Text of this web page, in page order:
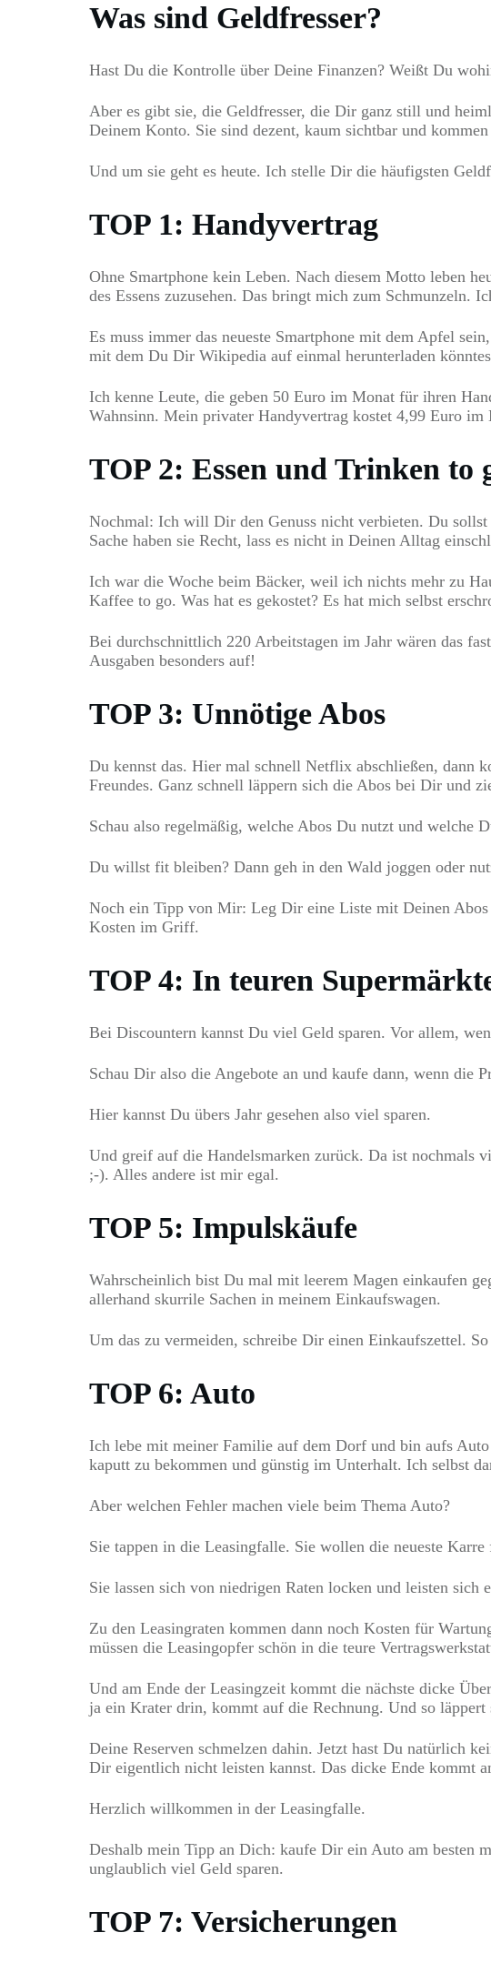
Was sind Geldfresser?
Hast Du die Kontrolle über Deine Finanzen? Weißt Du
Aber es gibt sie, die Geldfresser, die Dir ganz still und
Deinem Konto. Sie sind dezent, kaum sichtbar und
Und um sie geht es heute. Ich stelle Dir die häufigsten
TOP 1: Handyvertrag
Ohne Smartphone kein Leben. Nach diesem Motto leben
des Essens zuzusehen. Das bringt mich zum Schmunzeln.
Es muss immer das neueste Smartphone mit dem Apfel
mit dem Du Dir Wikipedia auf einmal herunterladen
Ich kenne Leute, die geben 50 Euro im Monat für ihren
Wahnsinn. Mein privater Handyvertrag kostet 4,99 Euro
TOP 2: Essen und Trinken to
Nochmal: Ich will Dir den Genuss nicht verbieten. Du
Sache haben sie Recht, lass es nicht in Deinen Alltag
Ich war die Woche beim Bäcker, weil ich nichts mehr zu
Kaffee to go. Was hat es gekostet? Es hat mich selbst
Bei durchschnittlich 220 Arbeitstagen im Jahr wären das
Ausgaben besonders auf!
TOP 3: Unnötige Abos
Du kennst das. Hier mal schnell Netflix abschließen, dann
Freundes. Ganz schnell läppern sich die Abos bei Dir und
Schau also regelmäßig, welche Abos Du nutzt und welche
Du willst fit bleiben? Dann geh in den Wald joggen oder
Noch ein Tipp von Mir: Leg Dir eine Liste mit Deinen
Kosten im Griff.
TOP 4: In teuren
Bei Discountern kannst Du viel Geld sparen. Vor allem,
Schau Dir also die Angebote an und kaufe dann, wenn die
Hier kannst Du übers Jahr gesehen also viel sparen.
Und greif auf die Handelsmarken zurück. Da ist
;-). Alles andere ist mir egal.
TOP 5: Impulskäufe
Wahrscheinlich bist Du mal mit leerem Magen einkaufen
allerhand skurrile Sachen in meinem Einkaufswagen.
Um das zu vermeiden, schreibe Dir einen Einkaufszettel.
TOP 6: Auto
Ich lebe mit meiner Familie auf dem Dorf und bin aufs
kaputt zu bekommen und günstig im Unterhalt. Ich selbst
Aber welchen Fehler machen viele beim Thema Auto?
Sie tappen in die Leasingfalle. Sie wollen die neueste
Sie lassen sich von niedrigen Raten locken und leisten
Zu den Leasingraten kommen dann noch Kosten für
müssen die Leasingopfer schön in die teure
Und am Ende der Leasingzeit kommt die nächste dicke
ja ein Krater drin, kommt auf die Rechnung. Und so
Deine Reserven schmelzen dahin. Jetzt hast Du natürlich
Dir eigentlich nicht leisten kannst. Das dicke Ende kommt
Herzlich willkommen in der Leasingfalle.
Deshalb mein Tipp an Dich: kaufe Dir ein Auto am besten
unglaublich viel Geld sparen.
TOP 7: Versicherungen